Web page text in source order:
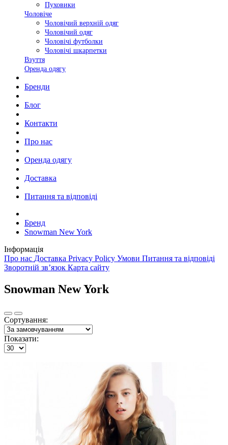
Пуховики
Чоловіче
Чоловічий верхній одяг
Чоловічий одяг
Чоловічі футболки
Чоловічі шкарпетки
Взуття
Оренда одягу
Бренди
Блог
Контакти
Про нас
Оренда одягу
Доставка
Питання та відповіді
Бренд
Snowman New York
Інформація
Про нас Доставка Privacy Policy Умови Питання та відповіді
Зворотній зв’язок Карта сайту
Snowman New York
Сортування:
Показати: